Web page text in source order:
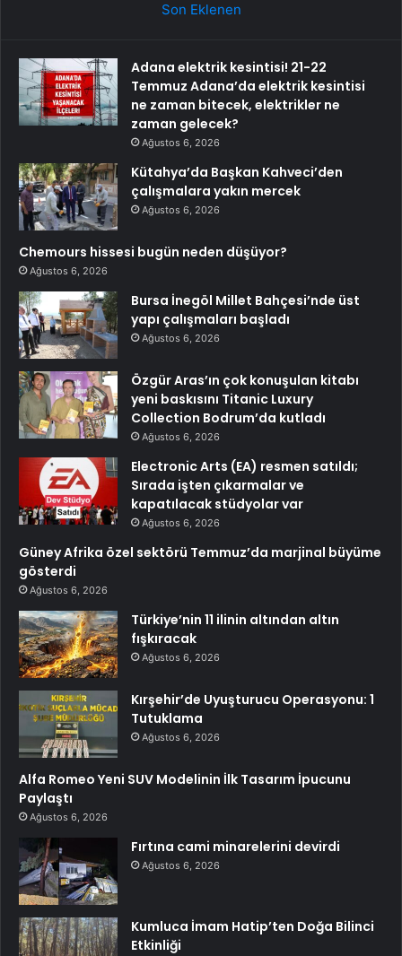
Son Eklenen
Adana elektrik kesintisi! 21-22
Temmuz Adana’da elektrik kesintisi
ne zaman bitecek, elektrikler ne
zaman gelecek?
Ağustos 6, 2026
Kütahya’da Başkan Kahveci’den
çalışmalara yakın mercek
Ağustos 6, 2026
Chemours hissesi bugün neden düşüyor?
Ağustos 6, 2026
Bursa İnegöl Millet Bahçesi’nde üst
yapı çalışmaları başladı
Ağustos 6, 2026
Özgür Aras’ın çok konuşulan kitabı
yeni baskısını Titanic Luxury
Collection Bodrum’da kutladı
Ağustos 6, 2026
Electronic Arts (EA) resmen satıldı;
Sırada işten çıkarmalar ve
kapatılacak stüdyolar var
Ağustos 6, 2026
Güney Afrika özel sektörü Temmuz’da marjinal büyüme
gösterdi
Ağustos 6, 2026
Türkiye’nin 11 ilinin altından altın
fışkıracak
Ağustos 6, 2026
Kırşehir’de Uyuşturucu Operasyonu: 1
Tutuklama
Ağustos 6, 2026
Alfa Romeo Yeni SUV Modelinin İlk Tasarım İpucunu
Paylaştı
Ağustos 6, 2026
Fırtına cami minarelerini devirdi
Ağustos 6, 2026
Kumluca İmam Hatip’ten Doğa Bilinci
Etkinliği